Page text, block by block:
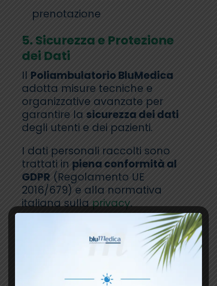
prenotazione
5. Sicurezza e Protezione
dei Dati
Il Poliambulatorio BluMedica
adotta misure tecniche e
organizzative avanzate per
garantire la sicurezza dei dati
degli utenti e dei pazienti.
I dati personali raccolti sono
trattati in piena conformità al
GDPR (Regolamento UE
2016/679) e alla normativa
italiana sullaprivacy.
L’utente è responsabiledella
protezione delle proprie
credenziali di accesso e di
qualsiasi attività effettuata
tramite il proprio account.